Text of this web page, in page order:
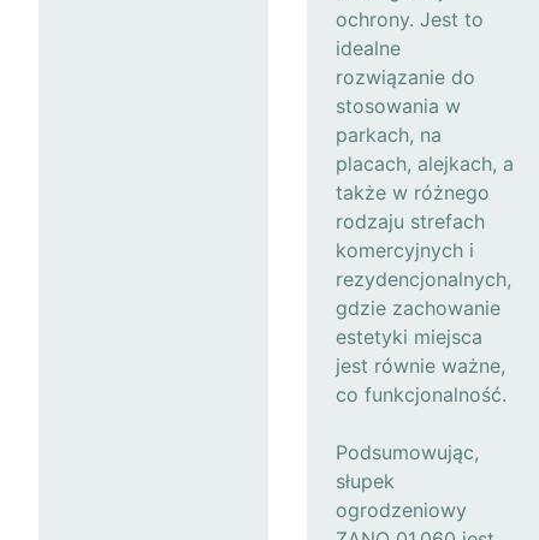
ochrony. Jest to
idealne
rozwiązanie do
stosowania w
parkach, na
placach, alejkach, a
także w różnego
rodzaju strefach
komercyjnych i
rezydencjonalnych,
gdzie zachowanie
estetyki miejsca
jest równie ważne,
co funkcjonalność.
Podsumowując,
słupek
ogrodzeniowy